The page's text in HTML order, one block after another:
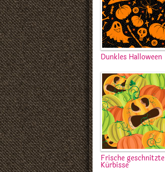
Dunkles Halloween
Frische geschnitzte
Kürbisse